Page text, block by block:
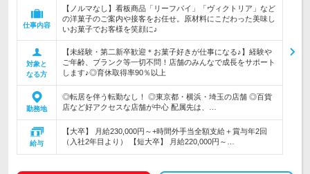
仕事内容
【ノルマなし】看板商品「リーフパイ」「ヴィクトリア」など
の洋菓子のご案内や接客をお任せ。原材料にこだわった美味し
いお菓子でお客様を笑顔に♪
対象と
なる方
【未経験・第二新卒歓迎＊お菓子好きが仕事になる♪】経験や
ご年齢、ブランク等一切不問！店舗のみんなで成長をサポート
します♪◎育休取得率90％以上
勤務地
◎転居を伴う転勤なし！ ◎東京都・横浜・埼玉の店舗 ◎百貨
店など好アクセスな店舗が中心 配属先は、…
給与
【大卒】 月給230,000円～+時間外手当全額支給＋賞与年2回
（入社2年目より） 【短大卒】 月給220,000円～…